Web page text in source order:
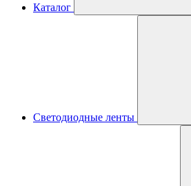
Каталог
Светодиодные ленты